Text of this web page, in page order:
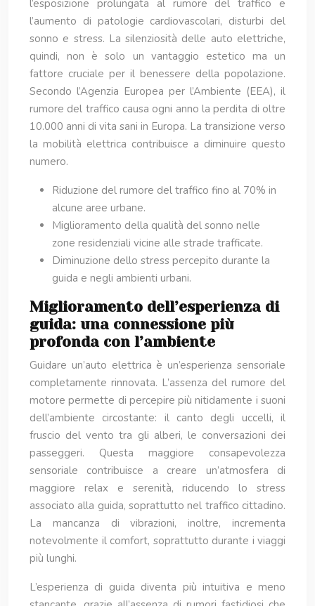
l’esposizione prolungata al rumore del traffico e
l’aumento di patologie cardiovascolari, disturbi del
sonno e stress. La silenziosità delle auto elettriche,
quindi, non è solo un vantaggio estetico ma un
fattore cruciale per il benessere della popolazione.
Secondo l’Agenzia Europea per l’Ambiente (EEA), il
rumore del traffico causa ogni anno la perdita di oltre
10.000 anni di vita sani in Europa. La transizione verso
la mobilità elettrica contribuisce a diminuire questo
numero.
Riduzione del rumore del traffico fino al 70% in
alcune aree urbane.
Miglioramento della qualità del sonno nelle
zone residenziali vicine alle strade trafficate.
Diminuzione dello stress percepito durante la
guida e negli ambienti urbani.
Miglioramento dell’esperienza di
guida: una connessione più
profonda con l’ambiente
Guidare un’auto elettrica è un’esperienza sensoriale
completamente rinnovata. L’assenza del rumore del
motore permette di percepire più nitidamente i suoni
dell’ambiente circostante: il canto degli uccelli, il
fruscio del vento tra gli alberi, le conversazioni dei
passeggeri. Questa maggiore consapevolezza
sensoriale contribuisce a creare un’atmosfera di
maggiore relax e serenità, riducendo lo stress
associato alla guida, soprattutto nel traffico cittadino.
La mancanza di vibrazioni, inoltre, incrementa
notevolmente il comfort, soprattutto durante i viaggi
più lunghi.
L’esperienza di guida diventa più intuitiva e meno